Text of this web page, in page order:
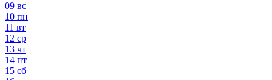
09 вс
10 пн
11 вт
12 ср
13 чт
14 пт
15 сб